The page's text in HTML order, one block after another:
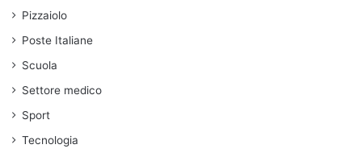
Pizzaiolo
Poste Italiane
Scuola
Settore medico
Sport
Tecnologia